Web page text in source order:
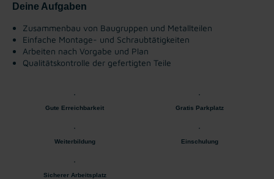
Deine Aufgaben
Zusammenbau von Baugruppen und Metallteilen
Einfache Montage- und Schraubtätigkeiten
Arbeiten nach Vorgabe und Plan
Qualitätskontrolle der gefertigten Teile
Gute Erreichbarkeit Gratis Parkplatz
Weiterbildung Einschulung
Sicherer Arbeitsplatz